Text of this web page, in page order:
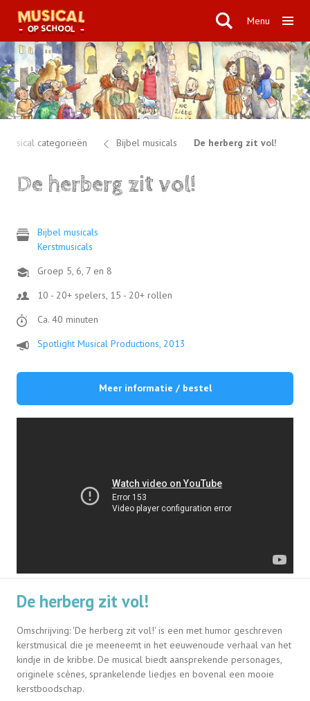
Menu
Musical categorieën Bijbel musicals De herberg zit vol!
De herberg zit vol!
Bijbel musicals
Kerstmusicals
Groep 5, 6, 7 en 8
10 - 20+ spelers, 15 - 20+ rollen
Ca. 40 minuten
Spotlight Musical Productions, 2013
Meer informatie / bestel
De herberg zit vol!
Omschrijving: 'De herberg zit vol!' is een met humor geschreven
kerstmusical die je meeneemt in het eeuwenoude verhaal van het
kindje in de kribbe. De musical biedt aansprekende personages,
originele scènes, sprankelende liedjes en bovenal een mooie
kerstboodschap.